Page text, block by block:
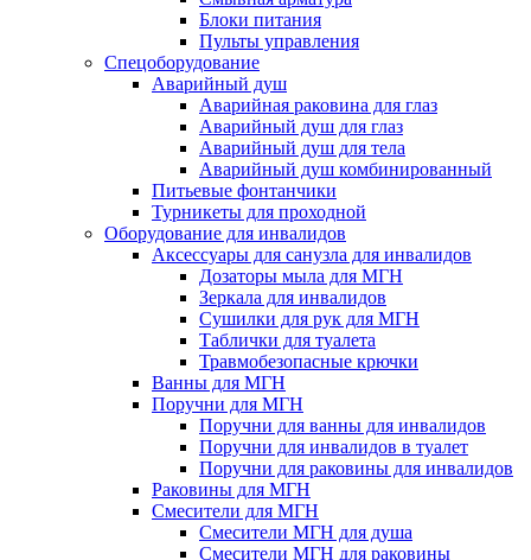
Блоки питания
Пульты управления
Спецоборудование
Аварийный душ
Аварийная раковина для глаз
Аварийный душ для глаз
Аварийный душ для тела
Аварийный душ комбинированный
Питьевые фонтанчики
Турникеты для проходной
Оборудование для инвалидов
Аксессуары для санузла для инвалидов
Дозаторы мыла для МГН
Зеркала для инвалидов
Сушилки для рук для МГН
Таблички для туалета
Травмобезопасные крючки
Ванны для МГН
Поручни для МГН
Поручни для ванны для инвалидов
Поручни для инвалидов в туалет
Поручни для раковины для инвалидов
Раковины для МГН
Смесители для МГН
Смесители МГН для душа
Смесители МГН для раковины